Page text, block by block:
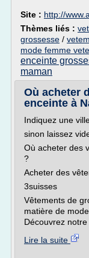
Site : http://
Thèmes liés :
grossesse /
mode femme
enceinte
maman
Où acheter
enceinte à
Indiquez une
sinon laissez
Où acheter des
?
Acheter des
3suisses
Vêtements de
matière de
Découvrez notre
Lire la suite